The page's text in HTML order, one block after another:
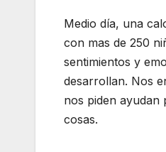
Medio día, una
con mas de 250
sentimientos y
desarrollan. Nos
nos piden ayudan
cosas.